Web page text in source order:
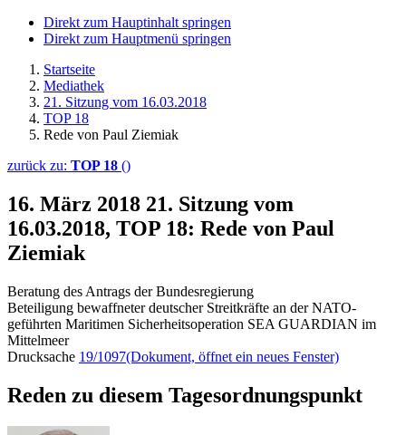
Direkt zum Hauptinhalt springen
Direkt zum Hauptmenü springen
Startseite
Mediathek
21. Sitzung vom 16.03.2018
TOP 18
Rede von Paul Ziemiak
zurück zu: TOP 18 ()
16. März 2018 21. Sitzung vom
16.03.2018, TOP 18: Rede von Paul
Ziemiak
Beratung des Antrags der Bundesregierung
Beteiligung bewaffneter deutscher Streitkräfte an der NATO-
geführten Maritimen Sicherheitsoperation SEA GUARDIAN im
Mittelmeer
Drucksache 19/1097(Dokument, öffnet ein neues Fenster)
Reden zu diesem Tagesordnungspunkt